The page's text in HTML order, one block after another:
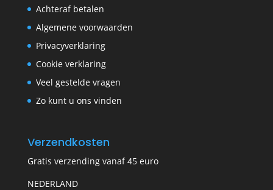
Achteraf betalen
Algemene voorwaarden
Privacyverklaring
Cookie verklaring
Veel gestelde vragen
Zo kunt u ons vinden
Verzendkosten
Gratis verzending vanaf 45 euro
NEDERLAND